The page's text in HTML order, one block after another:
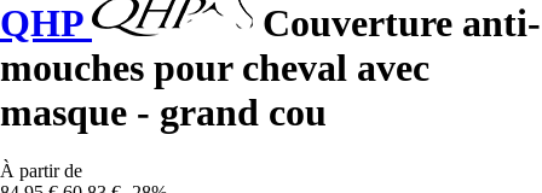
QHP
Couverture anti-
mouches pour cheval avec
masque - grand cou
À partir de